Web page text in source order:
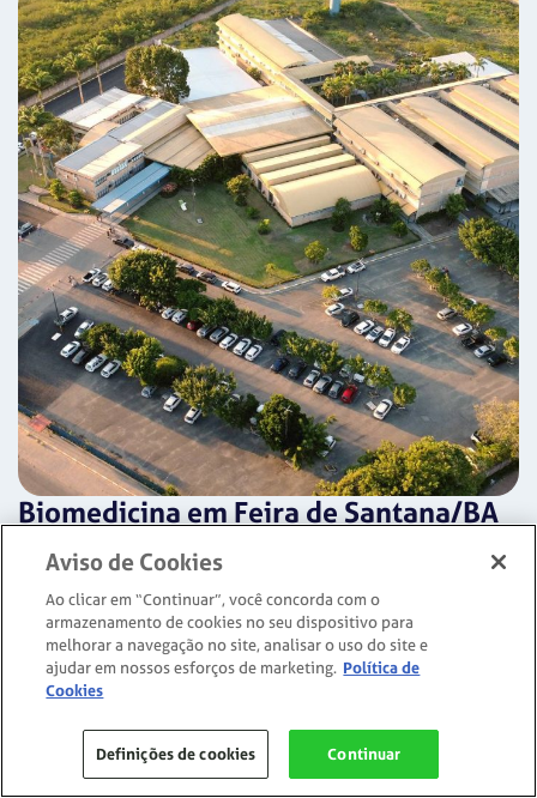
Sobre o Curso Como ingressar O Mercado
Matriz Curricular
Biomedicina em Feira de Santana/BA
O curso de Biomedicina em Feira de
Santana/BAé oferecido no endereço:
Rua Artêmia Pires Freitas, , SIM
Aviso de Cookies
Ao clicar em “Continuar”, você concorda com o
armazenamento de cookies no seu dispositivo para
melhorar a navegação no site, analisar o uso do site e
ajudar em nossos esforços de marketing. Política de
Cookies
Definições de cookies Continuar